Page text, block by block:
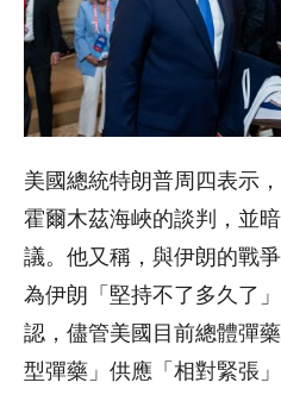
美國總統特朗普周四表示
霍爾木茲海峽的談判，並
議。他又稱，與伊朗的戰
為伊朗「堅持不了多久了
認，儘管美國目前總體彈
型彈藥」供應「相對緊張」